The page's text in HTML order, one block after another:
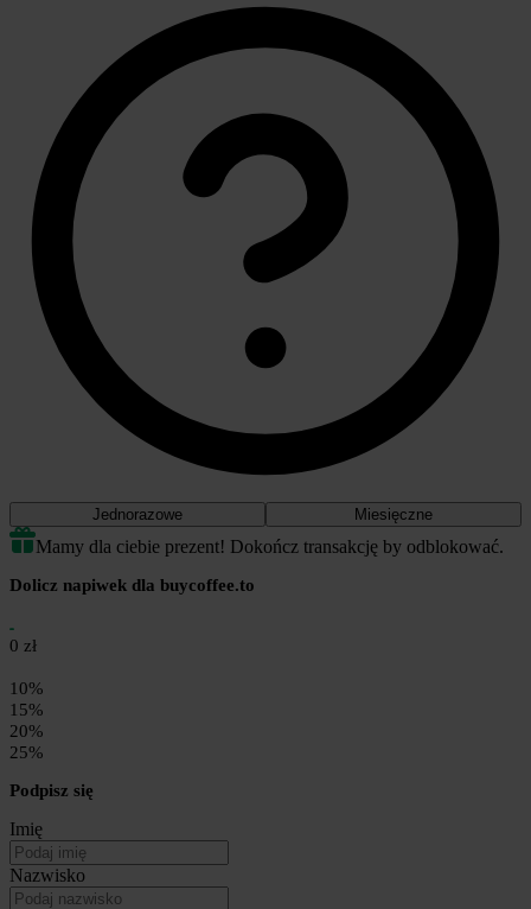
Jednorazowe Miesięczne
Mamy dla ciebie prezent! Dokończ transakcję by odblokować.
Dolicz napiwek dla buycoffee.to
0 zł
10%
15%
20%
25%
Podpisz się
Imię
Nazwisko